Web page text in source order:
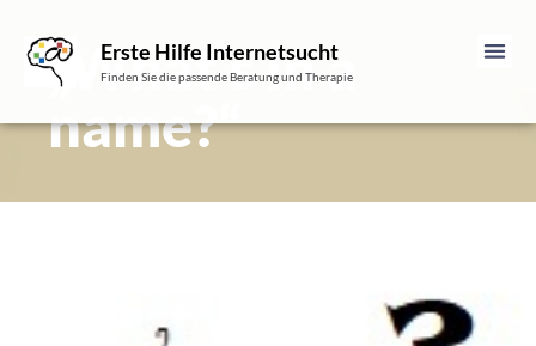
Erste Hilfe Internetsucht
Finden Sie die passende Beratung und Therapie
„What’s in a
name?“